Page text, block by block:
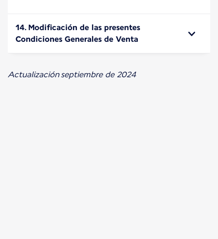
14. Modificación de las presentes
Condiciones Generales de Venta
Actualización septiembre de 2024